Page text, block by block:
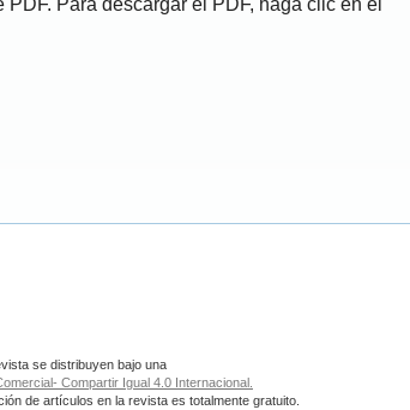
se distribuyen bajo una
Compartir Igual 4.0 Internacional.
de artículos en la revista es totalmente gratuito.